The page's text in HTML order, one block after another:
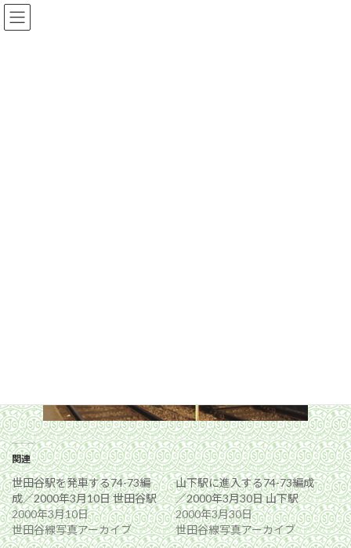
コ
ン
ナ
ビ
関連
世田谷駅を発車する74-73編
成／2000年3月10日 世田谷駅
2000年3月10日
世田谷線写真アーカイブ
山下駅に進入する74-73編成
／2000年3月30日 山下駅
2000年3月30日
世田谷線写真アーカイブ